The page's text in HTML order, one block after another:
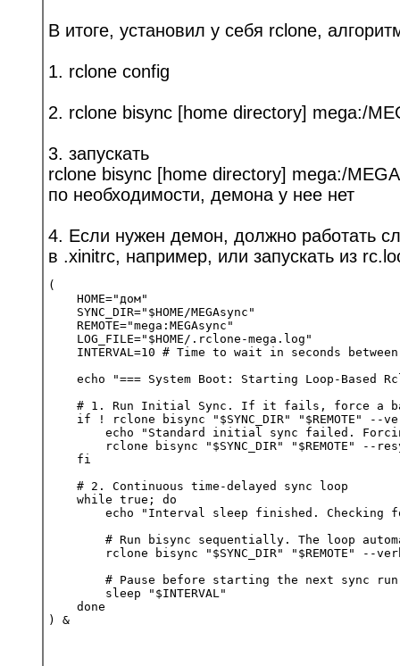
В итоге, установил у себя rclone,
1. rclone config
2. rclone bisync [home directory] mega:/
3. запускать
rclone bisync [home directory] mega:/
по необходимости, демона у нее нет
4. Если нужен демон, должно работать
в .xinitrc, например, или запускать из
(
    HOME="дом"
    SYNC_DIR="$HOME/MEGAsync"
    REMOTE="mega:MEGAsync"
    LOG_FILE="$HOME/.rclone-mega.log"
INTERVAL=10 # Time to wait in seconds
echo "=== System Boot: Starting Loop-Based
# 1. Run Initial Sync. If it fails, force a
if ! rclone bisync "$SYNC_DIR" "$REMOTE" --
echo "Standard initial sync failed.
rclone bisync "$SYNC_DIR" "$REMOTE" --
    fi
    # 2. Continuous time-delayed sync loop
    while true; do
echo "Interval sleep finished. Checking
# Run bisync sequentially. The loop
rclone bisync "$SYNC_DIR" "$REMOTE" --
        # Pause before starting the next sync run
        sleep "$INTERVAL"
    done